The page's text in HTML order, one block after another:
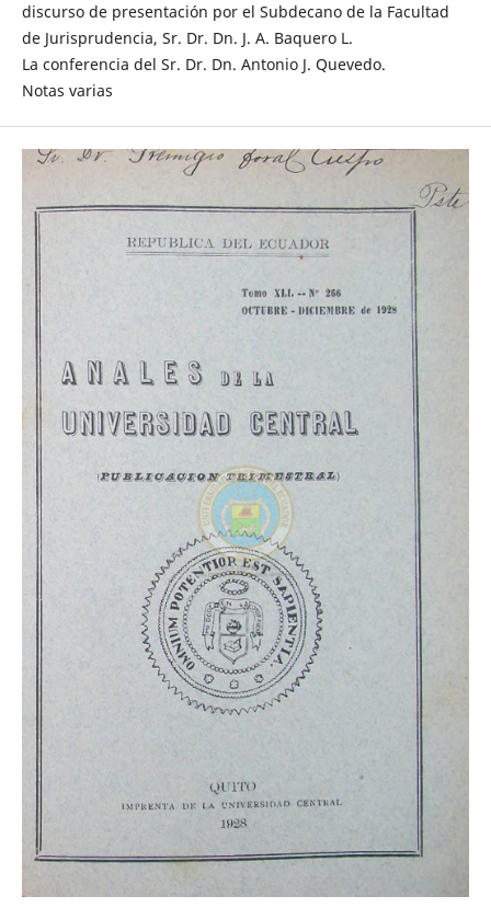
discurso de presentación por el Subdecano de la Facultad
de Jurisprudencia, Sr. Dr. Dn. J. A. Baquero L.
La conferencia del Sr. Dr. Dn. Antonio J. Quevedo.
Notas varias